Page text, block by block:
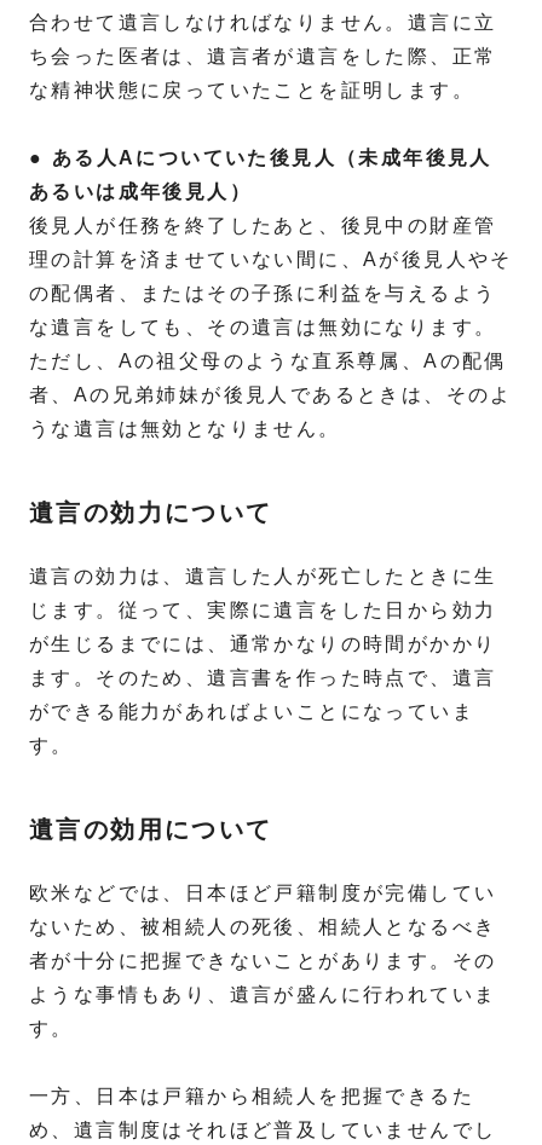
合わせて遺言しなければなりません。遺言に立
ち会った医者は、遺言者が遺言をした際、正常
な精神状態に戻っていたことを証明します。
● ある人Aについていた後見人（未成年後見人
あるいは成年後見人）
後見人が任務を終了したあと、後見中の財産管
理の計算を済ませていない間に、Aが後見人やそ
の配偶者、またはその子孫に利益を与えるよう
な遺言をしても、その遺言は無効になります。
ただし、Aの祖父母のような直系尊属、Aの配偶
者、Aの兄弟姉妹が後見人であるときは、そのよ
うな遺言は無効となりません。
遺言の効力について
遺言の効力は、遺言した人が死亡したときに生
じます。従って、実際に遺言をした日から効力
が生じるまでには、通常かなりの時間がかかり
ます。そのため、遺言書を作った時点で、遺言
ができる能力があればよいことになっていま
す。
遺言の効用について
欧米などでは、日本ほど戸籍制度が完備してい
ないため、被相続人の死後、相続人となるべき
者が十分に把握できないことがあります。その
ような事情もあり、遺言が盛んに行われていま
す。
一方、日本は戸籍から相続人を把握できるた
め、遺言制度はそれほど普及していませんでし